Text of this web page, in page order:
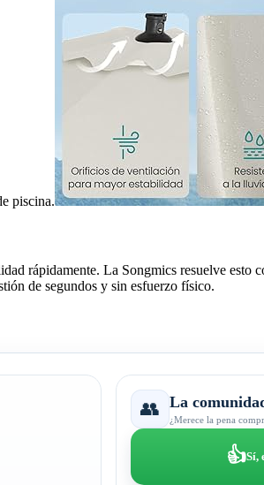
piscina.
rápidamente. La Songmics resuelve esto
de segundos y sin esfuerzo físico.
👥 La
¿Merece la pena
👍Sí,